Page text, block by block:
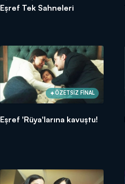
Eşref Tek Sahneleri
ÖZETSİZ FİNAL
Eşref 'Rüya'larına kavuştu!